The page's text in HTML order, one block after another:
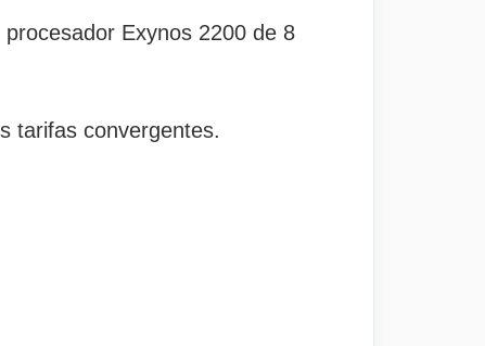
Exynos 2200 de 8
tarifas convergentes.